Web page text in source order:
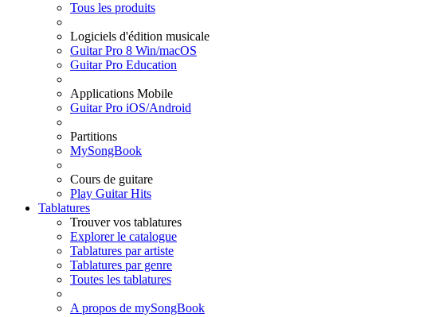
Tous les produits
Logiciels d'édition musicale
Guitar Pro 8 Win/macOS
Guitar Pro Education
Applications Mobile
Guitar Pro iOS/Android
Partitions
MySongBook
Cours de guitare
Play Guitar Hits
Tablatures
Trouver vos tablatures
Explorer le catalogue
Tablatures par artiste
Tablatures par genre
Toutes les tablatures
A propos de mySongBook